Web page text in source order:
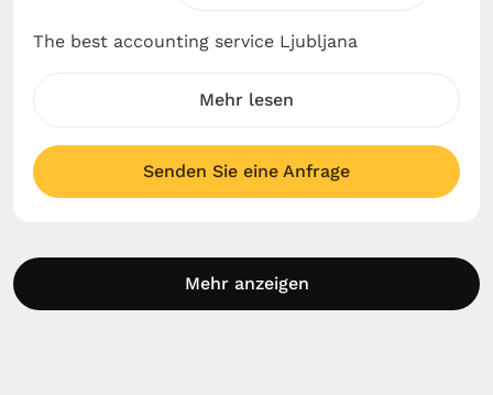
The best accounting service Ljubljana
Mehr lesen
Senden Sie eine Anfrage
Mehr anzeigen